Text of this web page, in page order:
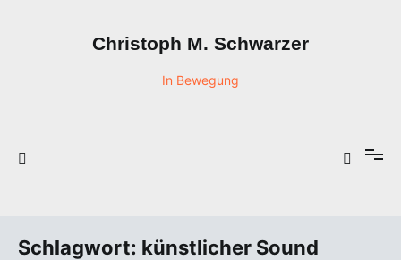
Christoph M. Schwarzer
In Bewegung
Schlagwort: künstlicher Sound